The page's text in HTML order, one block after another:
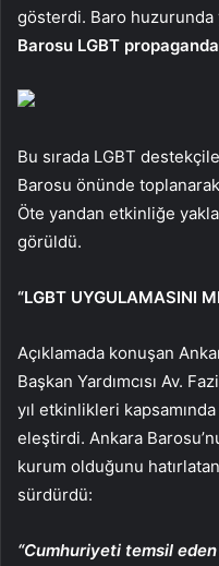
gösterdi. Baro huzurunda
Barosu LGBT
Bu sırada LGBT
Barosu önünde
Öte yandan etkinliğe
görüldü.
“LGBT UYGULAMASINI
Açıklamada konuşan
Başkan Yardımcısı Av.
yıl etkinlikleri kapsamında
eleştirdi. Ankara
kurum olduğunu
sürdürdü:
“Cumhuriyeti temsil